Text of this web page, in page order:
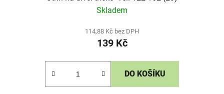
Skladem
114,88 Kč bez DPH
139 Kč
DO KOŠÍKU